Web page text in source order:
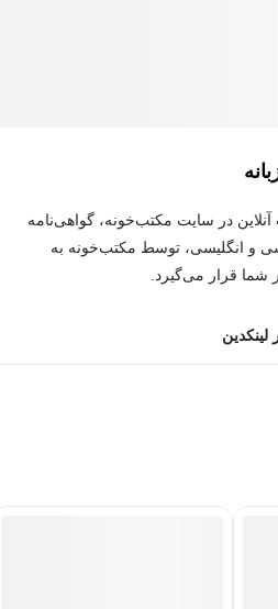
باشید.
مناسب است؟
حرفه‌ای خود استفاده کنند، مناسب
یا کارآفرین باشید، این دوره به شما
به رشد هوش مصنوعی پیشرفت کنید.
شد.
در سایت مکتب‌خونه، گواهی‌نامه
و انگلیسی، توسط مکتب‌خونه به
شما قرار می‌گیرد.
لینکدین